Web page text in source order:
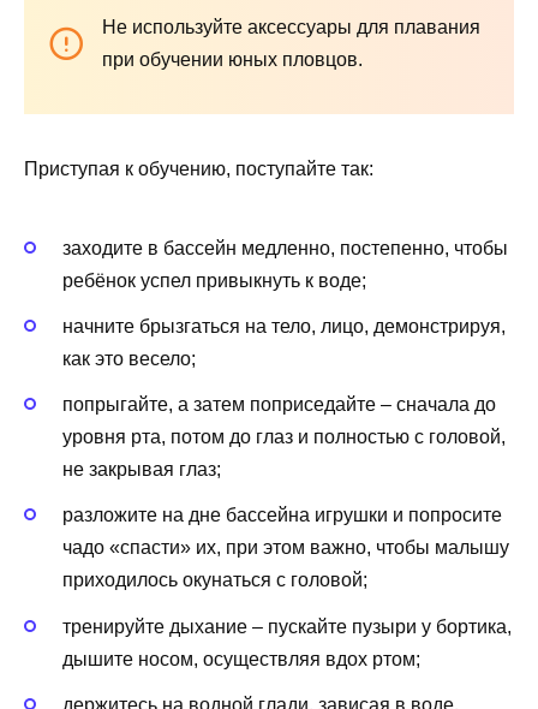
Не используйте аксессуары для плавания
при обучении юных пловцов.
Приступая к обучению, поступайте так:
заходите в бассейн медленно, постепенно, чтобы
ребёнок успел привыкнуть к воде;
начните брызгаться на тело, лицо, демонстрируя,
как это весело;
попрыгайте, а затем поприседайте – сначала до
уровня рта, потом до глаз и полностью с головой,
не закрывая глаз;
разложите на дне бассейна игрушки и попросите
чадо «спасти» их, при этом важно, чтобы малышу
приходилось окунаться с головой;
тренируйте дыхание – пускайте пузыри у бортика,
дышите носом, осуществляя вдох ртом;
держитесь на водной глади, зависая в воде,